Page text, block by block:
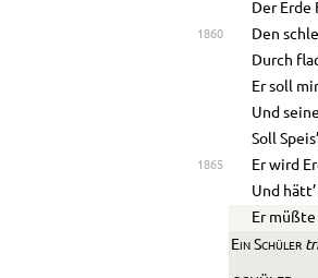
Der Erde
1860
Den
Durch
Er soll
Und
Soll
1865
Er wird
Und
Er
Ein Schüler